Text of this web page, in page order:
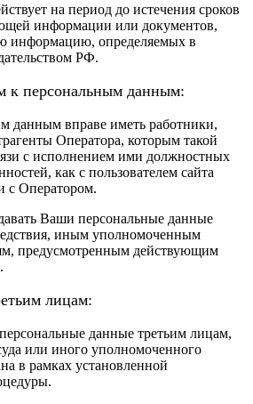
на период до истечения сроков
информации или документов,
информацию, определяемых в
РФ.
к персональным данным:
данным вправе иметь работники,
Оператора, которым такой
с исполнением ими должностных
как с пользователем сайта
с Оператором.
Ваши персональные данные
иным уполномоченным
предусмотренным действующим
лицам:
данные третьим лицам,
или иного уполномоченного
в рамках установленной